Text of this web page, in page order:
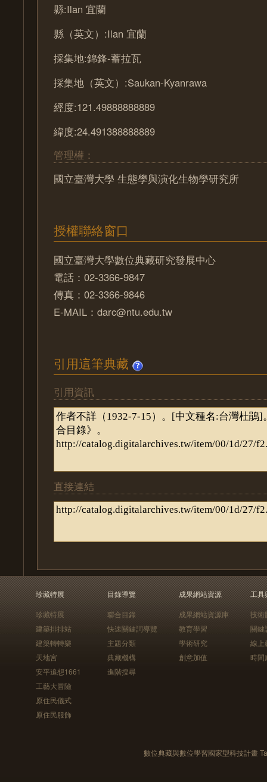
縣:Ilan 宜蘭
縣（英文）:Ilan 宜蘭
採集地:錦鋒-蓄拉瓦
採集地（英文）:Saukan-Kyanrawa
經度:121.49888888889
緯度:24.491388888889
管理權：
國立臺灣大學 生態學與演化生物學研究所
授權聯絡窗口
國立臺灣大學數位典藏研究發展中心
電話：02-3366-9847
傳真：02-3366-9846
E-MAIL：darc@ntu.edu.tw
引用這筆典藏
引用資訊
直接連結
珍藏特展
珍藏特展
建築排排站
建築轉轉樂
天地宮
安平追想1661
工藝大冒險
原住民儀式
原住民服飾
目錄導覽
聯合目錄
快速關鍵詞導覽
主題分類
典藏機構
進階搜尋
成果網站資源
成果網站資源庫
教育學習
學術研究
創意加值
工具
技術
關鍵
線上
時間
數位典藏與數位學習國家型科技計畫